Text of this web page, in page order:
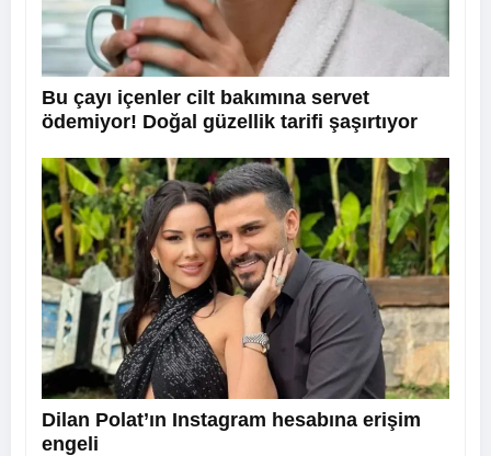
Bu çayı içenler cilt bakımına servet
ödemiyor! Doğal güzellik tarifi şaşırtıyor
Dilan Polat’ın Instagram hesabına erişim
engeli